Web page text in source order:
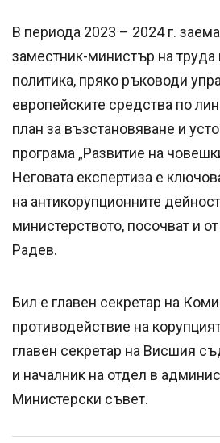
В периода 2023 – 2024 г.
заместник-министър на труда
политика, пряко ръководи
европейските средства по
план за възстановяване и
програма „Развитие на
Неговата експертиза е
на антикорупционните
министерството, посочват и
Радев.
Бил е главен секретар на
противодействие на
главен секретар на Висшия
и началник на отдел в
Министерски съвет.